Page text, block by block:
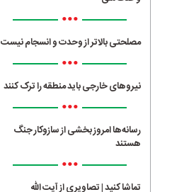
•••
مصلحتی بالاتر از وحدت و انسجام نیست
•••
نیروهای خارجی باید منطقه را ترک کنند
•••
رسانه‌ها امروز بخشی از سازوکار جنگ
هستند
•••
تماشا کنید | تصاویری از آیت الله